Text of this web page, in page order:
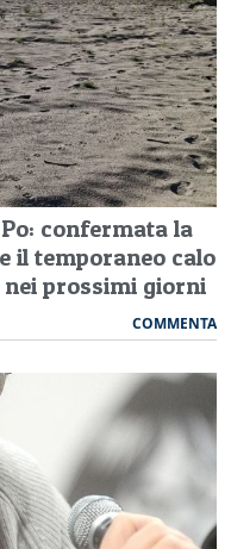
confermata la
il temporaneo calo
prossimi giorni
COMMENTA